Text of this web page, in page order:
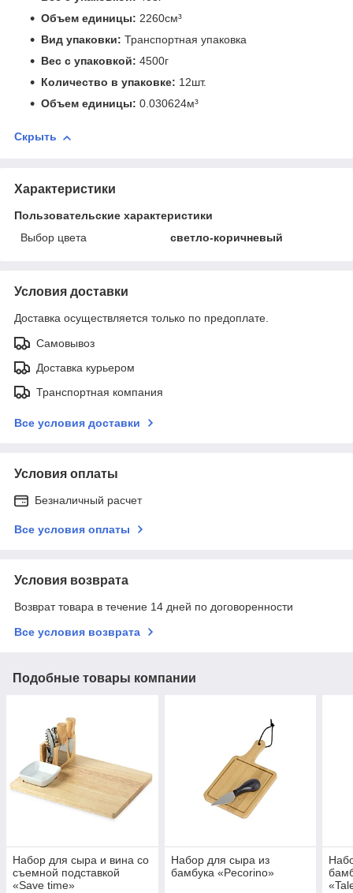
Объем единицы: 2260см³
Вид упаковки: Транспортная упаковка
Вес с упаковкой: 4500г
Количество в упаковке: 12шт.
Объем единицы: 0.030624м³
Скрыть
Характеристики
Пользовательские характеристики
Выбор цвета
светло-коричневый
Условия доставки
Доставка осуществляется только по предоплате.
Самовывоз
Доставка курьером
Транспортная компания
Все условия доставки
Условия оплаты
Безналичный расчет
Все условия оплаты
Условия возврата
Возврат товара в течение 14 дней по договоренности
Все условия возврата
Подобные товары компании
Набор для сыра и вина со
съемной подставкой
«Save time»
Набор для сыра из
бамбука «Pecorino»